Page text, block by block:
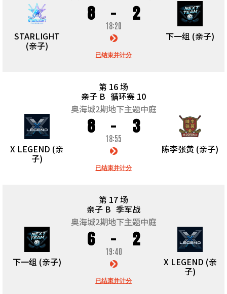
STARLIGHT
(亲子)
8 2
18:20
已结束并计分
下一组 (亲子)
第 16 场
亲子 B 循环赛 10
奥海城2期地下主题中庭
X LEGEND (亲
子)
8 3
18:55
已结束并计分
陈李张黄 (亲子)
第 17 场
亲子 B 季军战
奥海城2期地下主题中庭
下一组 (亲子)
6 2
19:40
已结束并计分
X LEGEND (亲
子)